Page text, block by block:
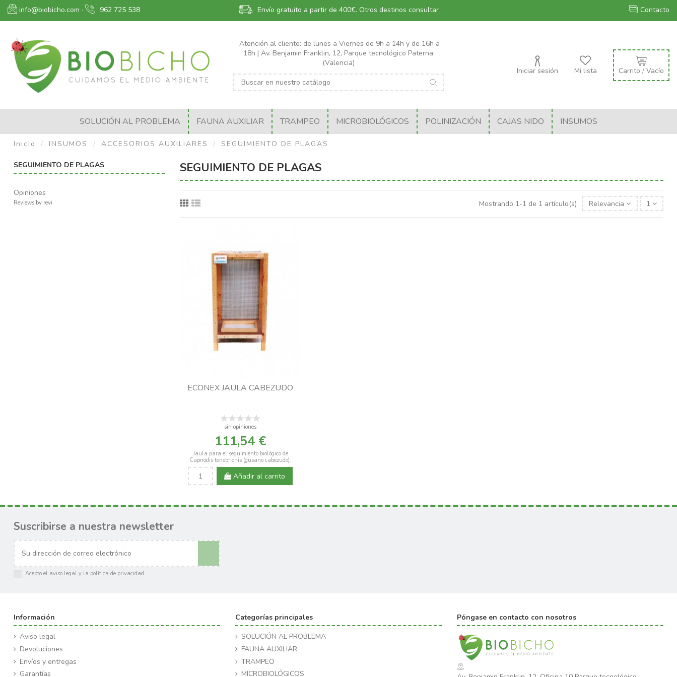
info@biobicho.com · 962 725 538 Envío gratuito a partir de 400€. Otros destinos consultar Contacto
Atención al cliente: de lunes a Viernes de 9h a 14h y de 16h a
18h | Av. Benjamin Franklin, 12, Parque tecnológico Paterna
(Valencia)
Iniciar sesión Mi lista Carrito / Vacío
SOLUCIÓN AL PROBLEMA FAUNA AUXILIAR TRAMPEO MICROBIOLÓGICOS POLINIZACIÓN CAJAS NIDO INSUMOS
Inicio INSUMOS ACCESORIOS AUXILIARES SEGUIMIENTO DE PLAGAS
SEGUIMIENTO DE PLAGAS
Mostrando 1-1 de 1 artículo(s) Relevancia 1
ECONEX JAULA CABEZUDO
sin opiniones
111,54 €
Jaula para el seguimiento biológico de
Capnodis tenebrionis (gusano cabezudo).
Añadir al carrito
SEGUIMIENTO DE PLAGAS
Opiniones
Reviews by revi
Suscribirse a nuestra newsletter
Acepto el aviso legal y la política de privacidad.
Información
Aviso legal
Devoluciones
Envíos y entregas
Garantías
Categorías principales
SOLUCIÓN AL PROBLEMA
FAUNA AUXILIAR
TRAMPEO
MICROBIOLÓGICOS
Póngase en contacto con nosotros